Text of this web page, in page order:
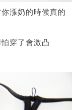
漲奶的時候真的
穿了會激凸